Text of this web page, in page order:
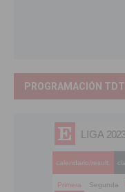
PROGRAMACIÓN TDT